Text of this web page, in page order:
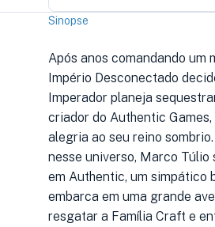
Sinopse
Após anos comandando um
Império Desconectado
Imperador planeja
criador do Authentic
alegria ao seu reino
nesse universo, Marco Túlio
em Authentic, um simpático
embarca em uma grande
resgatar a Família Craft e